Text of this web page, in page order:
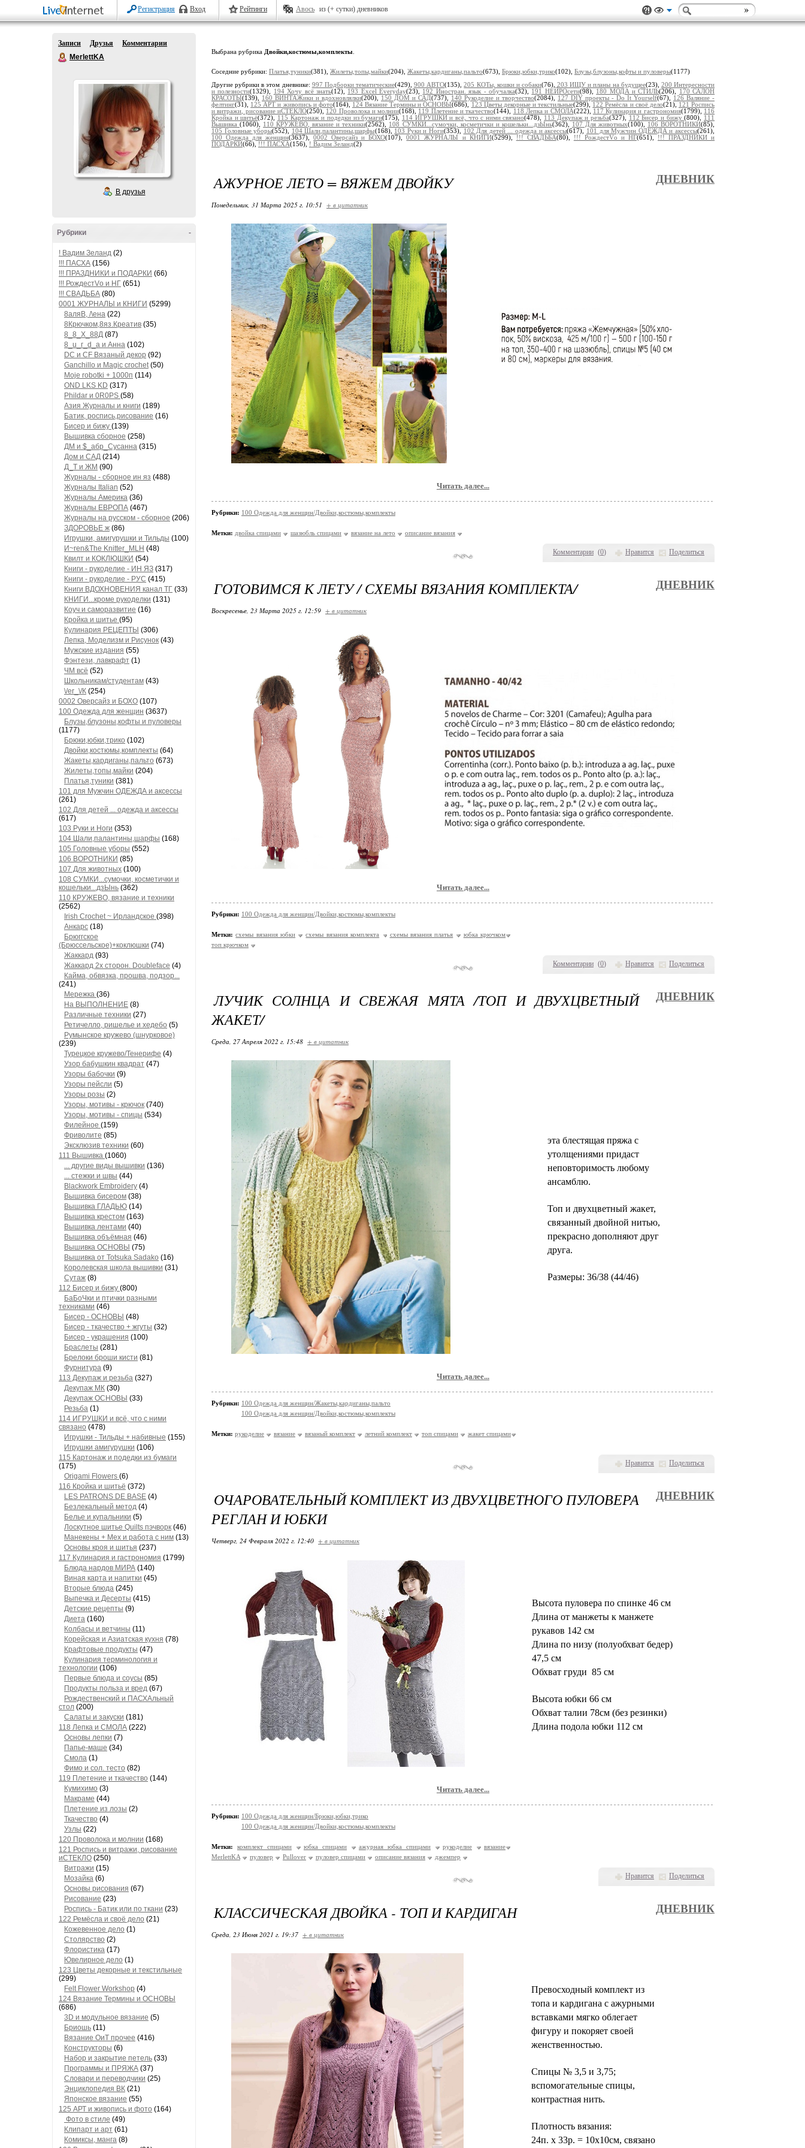
Регистрация Вход Рейтинги Авось из (+ сутки) дневников
Записи Друзья
Комментарии
MerlettKA
В друзья
-
Рубрики
! Вадим Зеланд (2)
!!! ПАСХА (156)
!!! ПРАЗДНИКИ и ПОДАРКИ (66)
!!! РождестVо и НГ (651)
!!! СВАДЬБА (80)
0001 ЖУРНАЛЫ и КНИГИ (5299)
8аляB, /\ена (22)
8Крючком,8яз.Креатив (35)
8_8_Х_88Д (87)
8_u_г_d_a и Анна (102)
DC и CF Вязаный декор (92)
Ganchillo и Magic crochet(50)
Moje robotki + 1000п (114)
OND LKS KD (317)
Phildar и 0R0PS (58)
Азия Журналы и книги (189)
Батик, роспись,рисование (16)
Бисер и бижу (139)
Вышивка сборное (258)
ДМ и $_абр_Сусанна (315)
Дом и САД (214)
Д_Т и ЖМ (90)
Журналы - сборное ин яз (488)
Журналы Italian (52)
Журналы Америка (36)
Журналы ЕВРОПА (467)
Журналы на русском - сборное (206)
ЗДОРОВЬЕ ж (86)
Игрушки, амигурушки и Тильды (100)
И~ren&The Knitter_MLH (48)
Квилт и КОКЛЮШКИ (54)
Книги - рукоделие - ИН ЯЗ (317)
Книги - рукоделие - РУС (415)
Книги ВДОХНОВЕНИЯ канал ТГ (33)
КНИГИ...кроме рукоделки (131)
Коуч и саморазвитие (16)
Кройка и шитье (95)
Кулинария РЕЦЕПТЫ (306)
Лепка, Моделизм и Рисунок (43)
Мужские издания (55)
Фэнтези, лавкрафт (1)
ЧМ всё (52)
Школьникам/студентам (43)
\/еr_\/К (254)
0002 Оверсайз и БОХО (107)
100 Одежда для женщин (3637)
Блузы,блузоны,кофты и пуловеры
(1177)
Брюки,юбки,трико (102)
Двойки,костюмы,комплекты (64)
Жакеты,кардиганы,пальто (673)
Жилеты,топы,майки (204)
Платья,туники (381)
101 для Мужчин ОДЕЖДА и аксессы
(261)
102 Для детей ... одежда и аксессы
(617)
103 Руки и Ноги (353)
104 Шали,палантины,шарфы (168)
105 Головные уборы (552)
106 ВОРОТНИКИ (85)
107 Для животных (100)
108 СУМКИ...сумочки, косметички и
кошельки...дзЫнь (362)
110 КРУЖЕВО, вязание и техники
(2562)
Irish Crochet ~ Ирландское (398)
Анкарс (18)
Брюггское
(Брюссельское)+коклюшки (74)
Жаккард (93)
Жаккард 2х сторон. Doubleface (4)
Кайма, обвязка, прошва, подзор...
(241)
Мережка (36)
На ВЫПОЛНЕНИЕ (8)
Различные техники (27)
Ретичелло, ришелье и хедебо (5)
Румынское кружево (шнурковое)
(239)
Турецкое кружево/Тенерифе (4)
Узор бабушкин квадрат (47)
Узоры бабочки (9)
Узоры пейсли (5)
Узоры розы (2)
Узоры, мотивы - крючок (740)
Узоры, мотивы - спицы (534)
Филейное (159)
Фриволите (85)
Эксклюзив техники (60)
111 Вышивка (1060)
... другие виды вышивки (136)
... стежки и швы (44)
Blackwork Embroidery (4)
Вышивка бисером (38)
Вышивка ГЛАДЬЮ (14)
Вышивка крестом (163)
Вышивка лентами (40)
Вышивка объёмная (46)
Вышивка ОСНОВЫ (75)
Вышивка от Totsuka Sadako (16)
Королевская школа вышивки (31)
Сутаж (8)
112 Бисер и бижу (800)
БаБоЧки и птички разными
техниками (46)
Бисер - ОСНОВЫ (48)
Бисер - ткачество + жгуты (32)
Бисер - украшения (100)
Браслеты (281)
Брелоки броши кисти (81)
Фурнитура (9)
113 Декупаж и резьба (327)
Декупаж МК (30)
Декупаж ОСНОВЫ (33)
Резьба (1)
114 ИГРУШКИ и всё, что с ними
связано (478)
Игрушки - Тильды + набивные (155)
Игрушки амигурушки (106)
115 Картонаж и подедки из бумаги
(175)
Origami Flowers (6)
116 Кройка и шитьё (372)
LES PATRONS DE BASE (4)
Безлекальный метод (4)
Белье и купальники (5)
Лоскутное шитье Quilts пэчворк (46)
Манекены + Мех и работа с ним (13)
Основы кроя и шитья (237)
117 Кулинария и гастрономия (1799)
Блюда нардов МИРА (140)
Виная карта и напитки (45)
Вторые блюда (245)
Выпечка и Десерты (415)
Детские рецепты (9)
Диета (160)
Колбасы и ветчины (11)
Корейская и Азиатская кухня (78)
Крафтовые продукты (47)
Кулинария терминология и
технологии (106)
Первые блюда и соусы (85)
Продукты польза и вред (67)
Рождественский и ПАСХАльный
стол (200)
Салаты и закуски (181)
118 Лепка и СМОЛА (222)
Основы лепки (7)
Папье-маше (34)
Смола (1)
Фимо и сол. тесто (82)
119 Плетение и ткачество (144)
Кумихимо (3)
Макраме (44)
Плетение из лозы (2)
Ткачество (4)
Узлы (22)
120 Проволока и молнии (168)
121 Роспись и витражи, рисование
иСТЕКЛО (250)
Витражи (15)
Мозайка (6)
Основы рисования (67)
Рисование (23)
Роспись - Батик или по ткани (23)
122 Ремёсла и своё дело (21)
Кожевенное дело (1)
Столярство (2)
Флористика (17)
Ювелирное дело (1)
123 Цветы декорные и текстильные
(299)
Felt Flower Workshop (4)
124 Вязание Термины и ОСНОВЫ
(686)
3D и модульное вязание (5)
Бриошь (11)
Вязание ОиТ прочее (416)
Конструкторы (6)
Набор и закрытие петель (33)
Программы и ПРЯЖА (37)
Словари и переводчики (25)
Энциклопедия ВК (21)
Японское вязание (55)
125 АРТ и живопись и фото (164)
Фото в стиле (49)
Клипарт и арт (61)
Комиксы, манга (8)
Выбрана рубрика Двойки,костюмы,комплекты
Соседние рубрики: Платья,туники(381), Жилеты,топы,майки(204), Жакеты,кардиганы,пальто(673), Брюки,юбки,трико(102), Блузы,блузоны,кофты и пуловеры(1177)
Другие рубрики в этом дневнике: 997 Подборки тематические(429),900 АВТО(135),205 КОТы, кошки и собаки(76),203 ИЩУ и планы на будущее(23), 200 Интересности
и полезности(1329), 194 Хочу всё знать(12), 193 Excel Everyday(23), 192 Иностран. язык - обучалка(32), 191 НЕЙРОсети(98), 180 МОДА и СТИЛЬ(206),
170 САЛОН
КРАСОТЫ(139), 160 ВИНТАЖики и вдохновлялки(200), 150 ДОМ и САД(737), 140 Рукоделие и творчество(2084), 127 DIY проекты - Do It Yourself(67), 126 Валяние -
фелтинг(31), 125 АРТ и живопись и фото(164), 124 Вязание Термины и ОСНОВЫ(686), 123 Цветы декорные и текстильные(299), 122 Ремёсла и своё дело(21), 121 Роспись
и витражи, рисование иСТЕКЛО(250), 120 Проволока и молнии(168), 119 Плетение и ткачество(144), 118 Лепка и СМОЛА(222), 117 Кулинария и гастрономия(1799), 116
Кройка и шитьё(372), 115 Картонаж и подедки из бумаги(175), 114 ИГРУШКИ и всё, что с ними связано(478), 113 Декупаж и резьба(327), 112 Бисер и бижу(800), 111
Вышивка(1060), 110 КРУЖЕВО, вязание и техники(2562), 108 СУМКИ...сумочки, косметички и кошельки...дзЫнь(362), 107 Для животных(100), 106 ВОРОТНИКИ(85),
105 Головные уборы(552), 104 Шали,палантины,шарфы(168), 103 Руки и Ноги(353), 102 Для детей ... одежда и аксессы(617), 101 для Мужчин ОДЕЖДА и аксессы(261),
100 Одежда для женщин(3637),0002 Оверсайз и БОХО(107),0001 ЖУРНАЛЫ и КНИГИ(5299), !!! СВАДЬБА(80), !!! РождестVо и НГ(651), !!! ПРАЗДНИКИ и
ПОДАРКИ(66), !!! ПАСХА(156), ! Вадим Зеланд(2)
Комментарии (0) Нравится Поделиться
АЖУРНОЕ ЛЕТО = ВЯЖЕМ ДВОЙКУ ДНЕВНИК
Понедельник, 31 Марта 2025 г. 10:51 + в цитатник
Читать далее...
Рубрики: 100 Одежда для женщин/Двойки,костюмы,комплекты
Метки: двойка спицами шазюбль спицами вязание на лето описание вязания
Комментарии (0) Нравится Поделиться
ГОТОВИМСЯ К ЛЕТУ / СХЕМЫ ВЯЗАНИЯ КОМПЛЕКТА/ ДНЕВНИК
Воскресенье, 23 Марта 2025 г. 12:59 + в цитатник
Читать далее...
Рубрики: 100 Одежда для женщин/Двойки,костюмы,комплекты
Метки: схемы вязания юбки схемы вязания комплекта схемы вязания платья
юбка крючком
топ крючком
Нравится Поделиться
ЛУЧИК СОЛНЦА И СВЕЖАЯ МЯТА /ТОП И ДВУХЦВЕТНЫЙ
ЖАКЕТ/
ДНЕВНИК
Среда, 27 Апреля 2022 г. 15:48 + в цитатник
эта блестящая пряжа с
утолщениями придаст
неповторимость любому
ансамблю.
Топ и двухцветный жакет,
связанный двойной нитью,
прекрасно дополняют друг
друга.
Размеры: 36/38 (44/46)
Читать далее...
Рубрики: 100 Одежда для женщин/Жакеты,кардиганы,пальто
100 Одежда для женщин/Двойки,костюмы,комплекты
Метки: рукоделие вязание вязаный комплект летний комплект топ спицами жакет спицами
Нравится Поделиться
ОЧАРОВАТЕЛЬНЫЙ КОМПЛЕКТ ИЗ ДВУХЦВЕТНОГО ПУЛОВЕРА
РЕГЛАН И ЮБКИ
ДНЕВНИК
Четверг, 24 Февраля 2022 г. 12:40 + в цитатник
Высота пуловера по спинке 46 см
Длина от манжеты к манжете
рукавов 142 см
Длина по низу (полуобхват бедер)
47,5 см
Обхват груди 85 см
Высота юбки 66 см
Обхват талии 78см (без резинки)
Длина подола юбки 112 см
Читать далее...
Рубрики: 100 Одежда для женщин/Брюки,юбки,трико
100 Одежда для женщин/Двойки,костюмы,комплекты
Метки: комплект спицами юбка спицами ажурная юбка спицами рукоделие
вязание
MerlettKA
пуловер Pullover пуловер спицами описание вязания джемпер
КЛАССИЧЕСКАЯ ДВОЙКА - ТОП И КАРДИГАН ДНЕВНИК
Среда, 23 Июня 2021 г. 19:37 + в цитатник
Превосходный комплект из
топа и кардигана с ажурными
вставками мягко облегает
фигуру и покоряет своей
женственностью.
Спицы № 3,5 и 3,75;
вспомогательные спицы,
контрастная нить.
Плотность вязания:
24п. х 33р. = 10х10см, связано